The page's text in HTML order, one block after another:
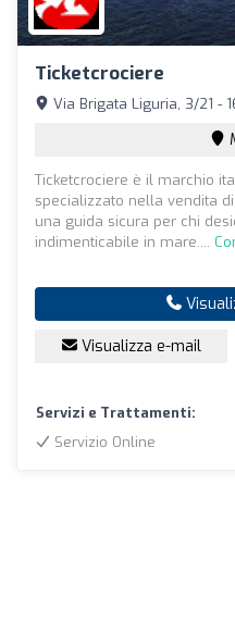
Ticketcrociere
Via Brigata Liguria, 3/21 -
Ticketcrociere è il marchio
specializzato nella vendita
una guida sicura per chi
indimenticabile in mare....
Visualizza e-mail
Servizi e Trattamenti:
Servizio Online